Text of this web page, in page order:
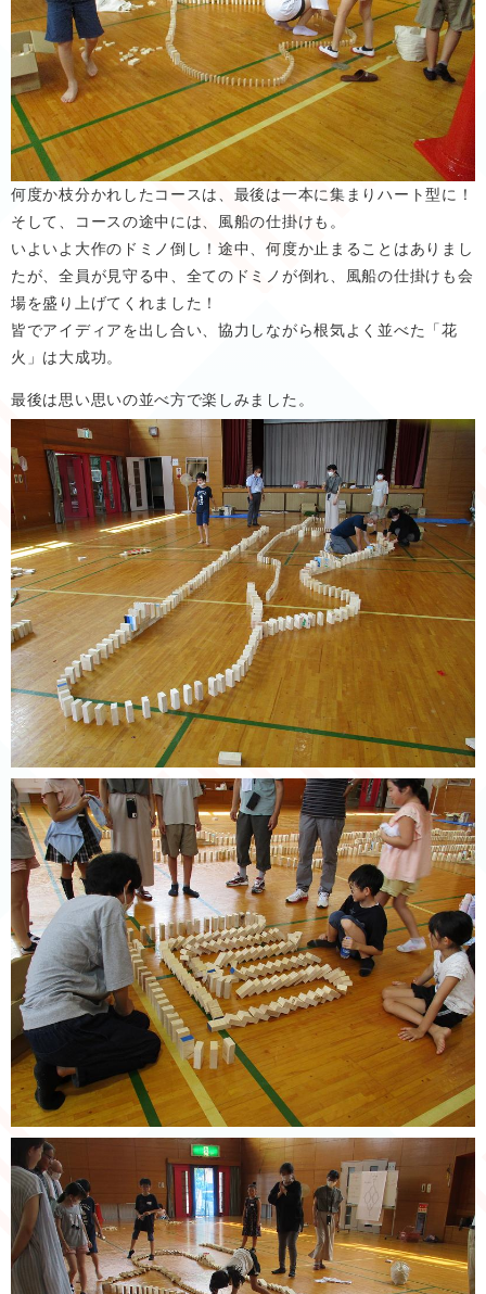
何度か枝分かれしたコースは、最後は一本に集まりハート型に！
そして、コースの途中には、風船の仕掛けも。
いよいよ大作のドミノ倒し！途中、何度か止まることはありまし
たが、全員が見守る中、全てのドミノが倒れ、風船の仕掛けも会
場を盛り上げてくれました！
皆でアイディアを出し合い、協力しながら根気よく並べた「花
火」は大成功。​
最後は思い思いの並べ方で楽しみました。